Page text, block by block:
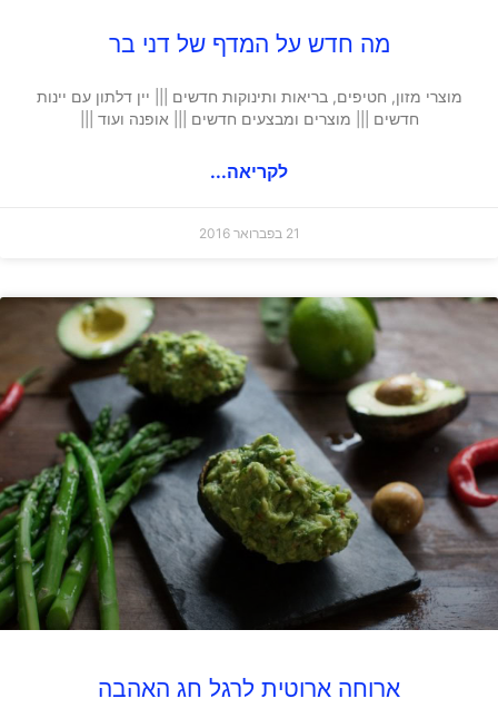
מה חדש על המדף של דני בר
מוצרי מזון, חטיפים, בריאות ותינוקות חדשים ||| יין דלתון עם יינות
חדשים ||| מוצרים ומבצעים חדשים ||| אופנה ועוד |||
לקריאה...
21 בפברואר 2016
ארוחה ארוטית לרגל חג האהבה